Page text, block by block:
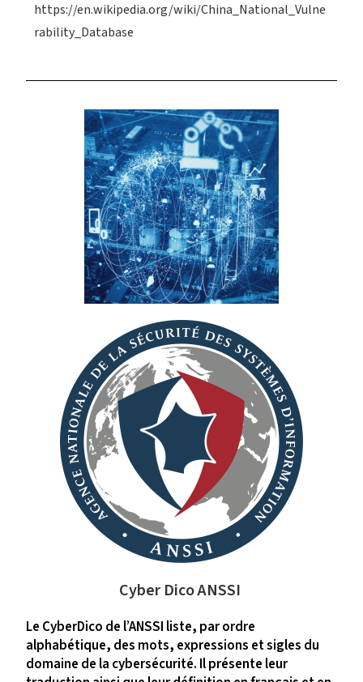
https://en.wikipedia.org/wiki/China_National_Vulne
rability_Database
Cyber Dico ANSSI
Le CyberDico de l’ANSSI liste, par ordre
alphabétique, des mots, expressions et sigles du
domaine de la cybersécurité. Il présente leur